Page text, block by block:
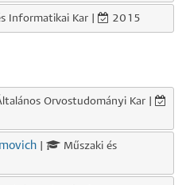
Informatikai Kar | 2015
Orvostudományi Kar |
Műszaki és